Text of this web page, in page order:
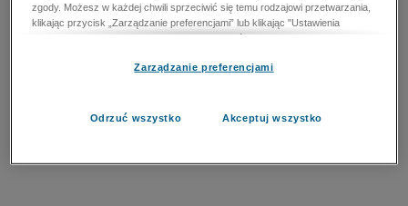
zgody. Możesz w każdej chwili sprzeciwić się temu rodzajowi przetwarzania,
klikając przycisk „Zarządzanie preferencjami” lub klikając "Ustawienia
cookies" na dole strony. Nie możesz sprzeciwić się przetwarzaniu przez
zapobiegania oszustwom i naprawiania błędów, a w tym celu mogą zostać
przetwarzaniu danych osobowych w celu dostarczania i prezentacji reklam i
Zarządzanie preferencjami
Odrzuć wszystko Akceptuj wszystko